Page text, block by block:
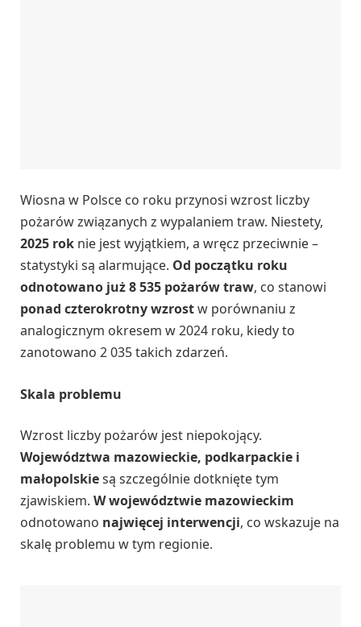
Wiosna w Polsce co roku przynosi wzrost liczby
pożarów związanych z wypalaniem traw. Niestety,
2025 rok nie jest wyjątkiem, a wręcz przeciwnie –
statystyki są alarmujące. Od początku roku
odnotowano już 8 535 pożarów traw, co stanowi
ponad czterokrotny wzrostw porównaniu z
analogicznym okresem w 2024 roku, kiedy to
zanotowano 2 035 takich zdarzeń.
Skala problemu
Wzrost liczby pożarów jest niepokojący.
Województwa mazowieckie, podkarpackie i
małopolskiesą szczególnie dotknięte tym
zjawiskiem. W województwie mazowieckim
odnotowano najwięcej interwencji, co wskazuje na
skalę problemu w tym regionie.